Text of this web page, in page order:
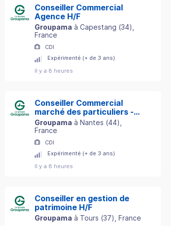
Conseiller Commercial
Agence H/F
Groupama à Capestang (34)
France
CDI
Expérimenté (+ de 3 ans)
Il y a 8 heures
Conseiller Commercial
marché des particuliers -
Département 44 H/F
Groupama à Nantes (44)
France
CDI
Expérimenté (+ de 3 ans)
Il y a 8 heures
Conseiller en gestion de
patrimoine H/F
Groupama à Tours (37) , France